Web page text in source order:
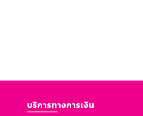
บริการทางการเงิน